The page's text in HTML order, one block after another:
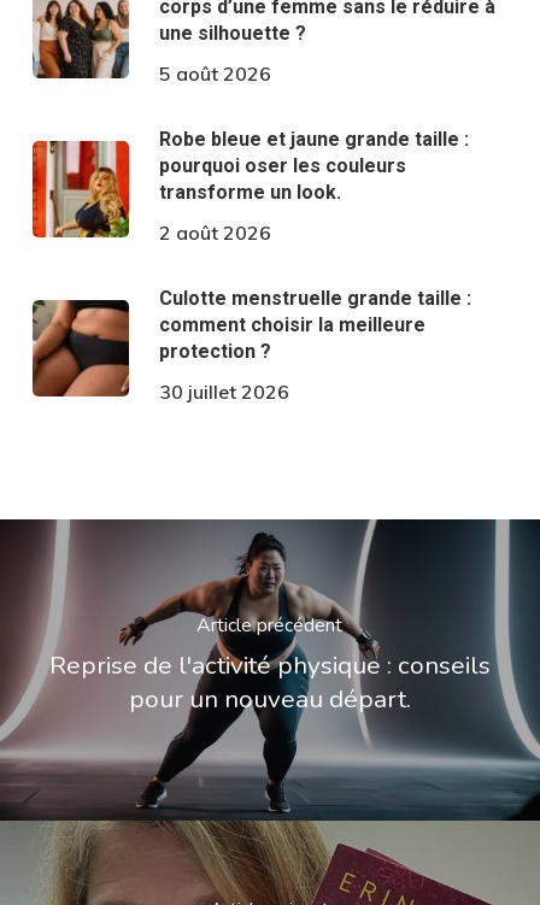
corps d’une femme sans le réduire à
une silhouette ?
5 août 2026
Robe bleue et jaune grande taille :
pourquoi oser les couleurs
transforme un look.
2 août 2026
Culotte menstruelle grande taille :
comment choisir la meilleure
protection ?
30 juillet 2026
Article précédent
Reprise de l'activité physique : conseils
pour un nouveau départ.